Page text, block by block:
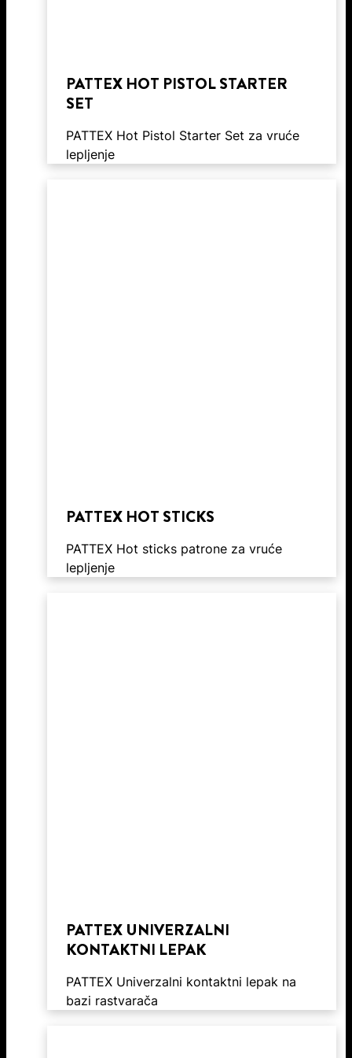
PATTEX HOT PISTOL STARTER
SET
PATTEX Hot Pistol Starter Set za vruće
lepljenje
PATTEX HOT STICKS
PATTEX Hot sticks patrone za vruće
lepljenje
PATTEX UNIVERZALNI
KONTAKTNI LEPAK
PATTEX Univerzalni kontaktni lepak na
bazi rastvarača